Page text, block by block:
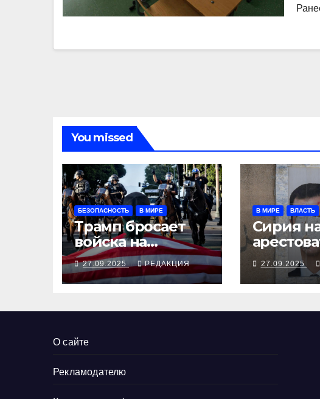
You missed
БЕЗОПАСНОСТЬ В МИРЕ
Трамп бросает
войска на
Портленд
27.09.2025 РЕДАКЦИЯ
В МИРЕ ВЛАСТЬ
Сирия
Москву
27.09.2025
О сайте
Рекламодателю